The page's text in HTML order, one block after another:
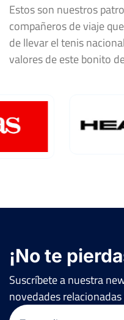
Estos son nuestros
compañeros de viaje
de llevar el tenis
valores de este bonito
¡No te
Suscríbete a nuestra
novedades relacionadas
Email